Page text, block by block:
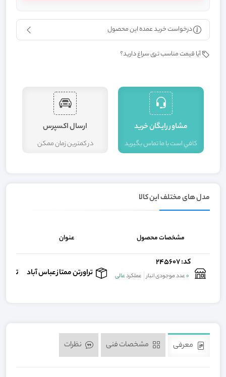
درخواست خرید عمده این محصول
آیا قیمت مناسب تری سراغ دارید؟
مشاور رايگان خريد
کافي است با ما تماس بگيريد
ارسال اکسپرس
در کمترين زمان ممکن
مدل های مختلف این کالا
مشخصات محصول عنوان
کد: 245607
0عدد موجودی انبار عملکردعالی تراورتن ممتاز عباس آباد
معرفی